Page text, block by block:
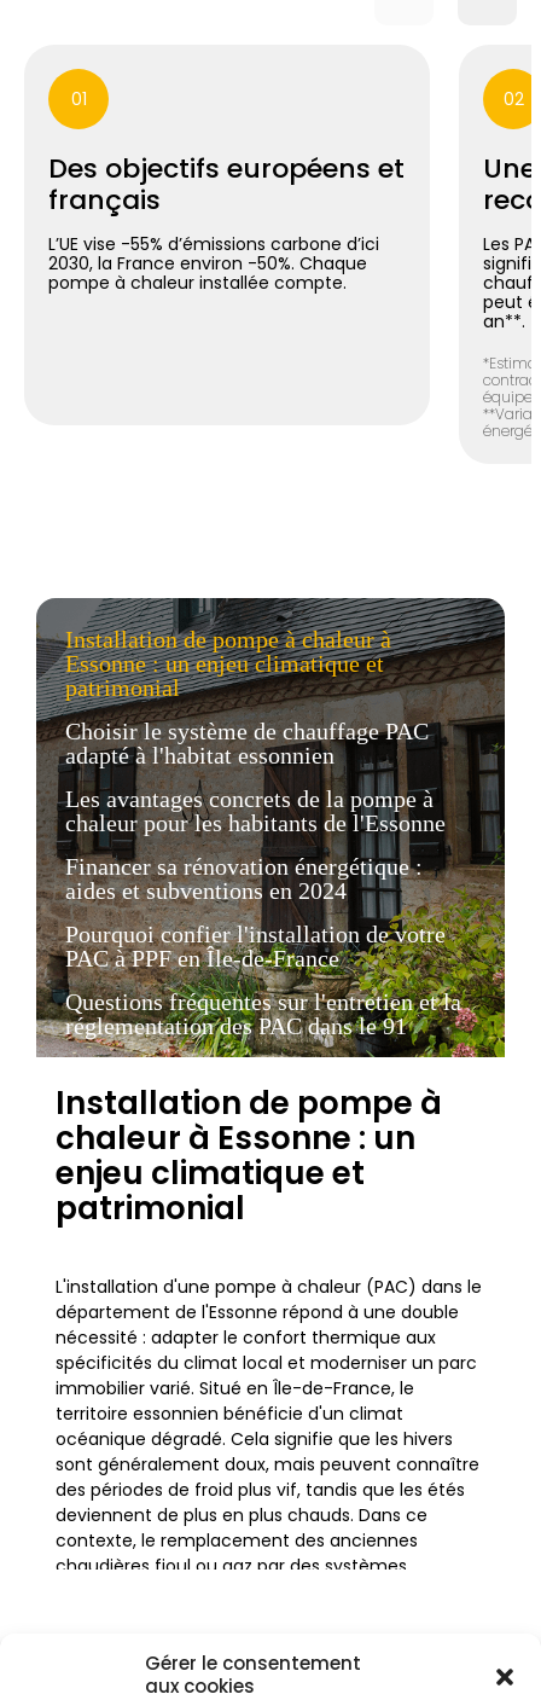
Gérer le consentement
aux cookies
01
Des objectifs européens et
français
L’UE vise -55% d’émissions carbone d’ici
2030, la France environ -50%. Chaque
pompe à chaleur installée compte.
02
Les
peut
an**.
Installation de pompe à chaleur à
Essonne : un enjeu climatique et
patrimonial
Choisir le système de chauffage PAC
adapté à l'habitat essonnien
Les avantages concrets de la pompe à
chaleur pour les habitants de l'Essonne
Financer sa rénovation énergétique :
aides et subventions en 2024
Pourquoi confier l'installation de votre
PAC à PPF en Île-de-France
Questions fréquentes sur l'entretien et la
réglementation des PAC dans le 91
Installation de pompe à
chaleur à Essonne : un
enjeu climatique et
patrimonial
L'installation d'une pompe à chaleur (PAC) dans le
département de l'Essonne répond à une double
nécessité : adapter le confort thermique aux
spécificités du climat local et moderniser un parc
immobilier varié. Situé en Île-de-France, le
territoire essonnien bénéficie d'un climat
océanique dégradé. Cela signifie que les hivers
sont généralement doux, mais peuvent connaître
des périodes de froid plus vif, tandis que les étés
deviennent de plus en plus chauds. Dans ce
contexte, le remplacement des anciennes
chaudières fioul ou gaz par des systèmes